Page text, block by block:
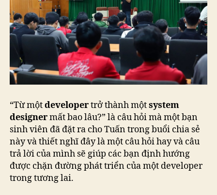
“Từ mộtdevelopertrở thành mộtsystem
designermất bao lâu?” là câu hỏi mà một bạn
sinh viên đã đặt ra cho Tuấn trong buổi chia sẻ
này và thiết nghĩ đây là một câu hỏi hay và câu
trả lời của mình sẽ giúp các bạn định hướng
được chặn đường phát triển của một developer
trong tương lai.